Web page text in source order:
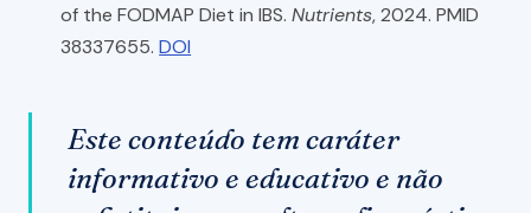
of the FODMAP Diet in IBS.Nutrients, 2024. PMID
38337655.DOI
Este conteúdo tem caráter
informativo e educativo e não